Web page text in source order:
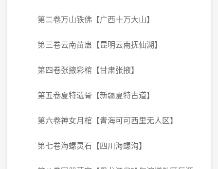
第二卷万山铁佛【广西十万大山】
第三卷云南苗蛊【昆明云南抚仙湖】
第四卷张掖彩棺【甘肃张掖】
第五卷夏特遗骨【新疆夏特古道】
第六卷神女月棺【青海可可西里无人区】
第七卷海螺灵石【四川海螺沟】